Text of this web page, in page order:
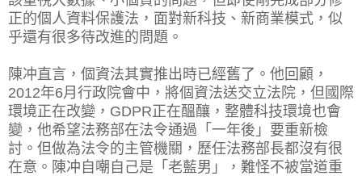
正的個人資料保護法，面對新科技、新商業模式，似
乎還有很多待改進的問題。
陳冲直言，個資法其實推出時已經舊了。他回顧，
2012年6月行政院會中，將個資法送交立法院，但國際
環境正在改變，GDPR正在醞釀，整體科技環境也會
變，他希望法務部在法令通過「一年後」要重新檢
討。但做為法令的主管機關，歷任法務部長都沒有很
在意。陳冲自嘲自己是「老藍男」，難怪不被當道重